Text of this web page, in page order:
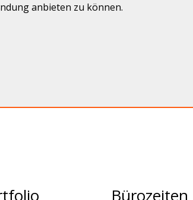
anbieten zu können.
Bürozeiten